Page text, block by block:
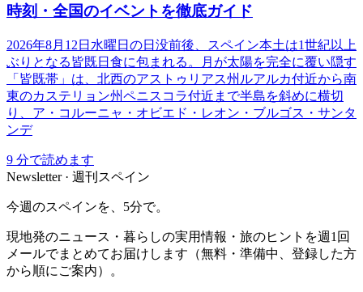
時刻・全国のイベントを徹底ガイド
2026年8月12日水曜日の日没前後、スペイン本土は1世紀以上
ぶりとなる皆既日食に包まれる。月が太陽を完全に覆い隠す
「皆既帯」は、北西のアストゥリアス州ルアルカ付近から南
東のカステリョン州ペニスコラ付近まで半島を斜めに横切
り、ア・コルーニャ・オビエド・レオン・ブルゴス・サンタ
ンデ
9 分で読めます
Newsletter · 週刊スペイン
今週のスペインを、5分で。
現地発のニュース・暮らしの実用情報・旅のヒントを週1回
メールでまとめてお届けします（無料・準備中、登録した方
から順にご案内）。